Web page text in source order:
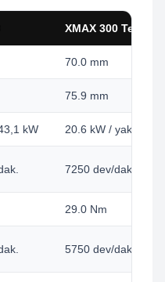
XMAX 300 Tech
70.0 mm
75.9 mm
kW 20.6 kW / yaklaşık
7250 dev/dak.
29.0 Nm
5750 dev/dak.